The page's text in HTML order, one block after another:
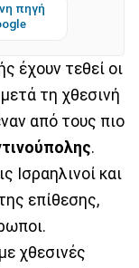
πηγή
έχουν τεθεί οι
μετά τη χθεσινή
από τους πιο
.
Ισραηλινοί και
επίθεσης,
χθεσινές